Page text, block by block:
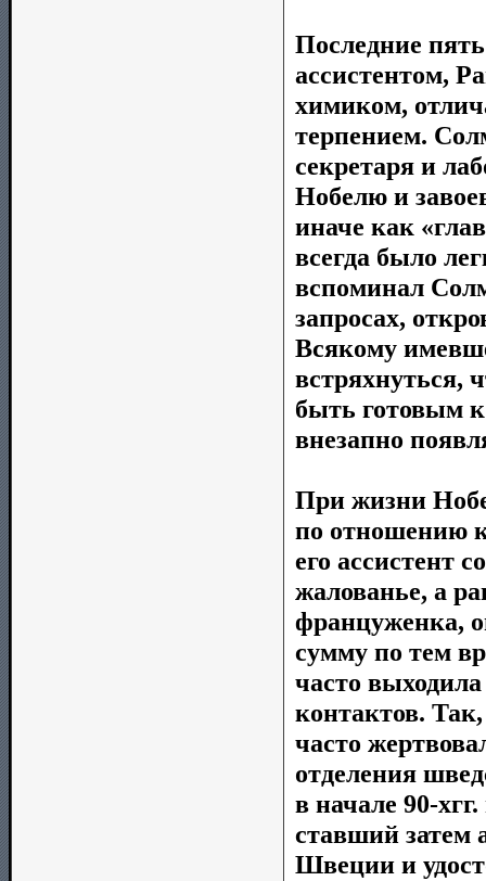
Последние
ассистентом,
химиком,
терпением.
секретаря и
Нобелю и
иначе как
всегда было
вспоминал
запросах,
Всякому
встряхнуться,
быть готовым
внезапно
При жизни
по отношению
его ассистент
жалованье, а
француженка,
сумму по тем
часто
контактов.
часто
отделения
в начале 90-
ставший затем
Швеции и